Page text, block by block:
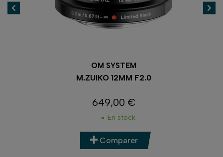
OM SYSTEM
M.ZUIKO 12MM F2.0
Prix
649,00 €
En stock
Comparer